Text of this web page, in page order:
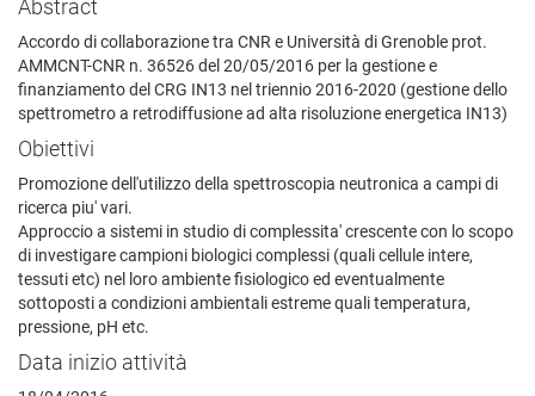
Abstract
Accordo di collaborazione tra CNR e Università di Grenoble prot.
AMMCNT-CNR n. 36526 del 20/05/2016 per la gestione e
finanziamento del CRG IN13 nel triennio 2016-2020 (gestione dello
spettrometro a retrodiffusione ad alta risoluzione energetica IN13)
Obiettivi
Promozione dell'utilizzo della spettroscopia neutronica a campi di
ricerca piu' vari.
Approccio a sistemi in studio di complessita' crescente con lo scopo
di investigare campioni biologici complessi (quali cellule intere,
tessuti etc) nel loro ambiente fisiologico ed eventualmente
sottoposti a condizioni ambientali estreme quali temperatura,
pressione, pH etc.
Data inizio attività